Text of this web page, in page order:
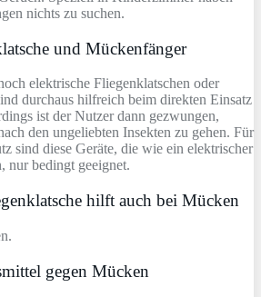
nichts zu suchen.
und Mückenfänger
elektrische Fliegenklatschen oder
durchaus hilfreich beim direkten Einsatz
ist der Nutzer dann gezwungen,
den ungeliebten Insekten zu gehen. Für
sind diese Geräte, die wie ein elektrischer
nur bedingt geeignet.
hilft auch bei Mücken
gegen Mücken